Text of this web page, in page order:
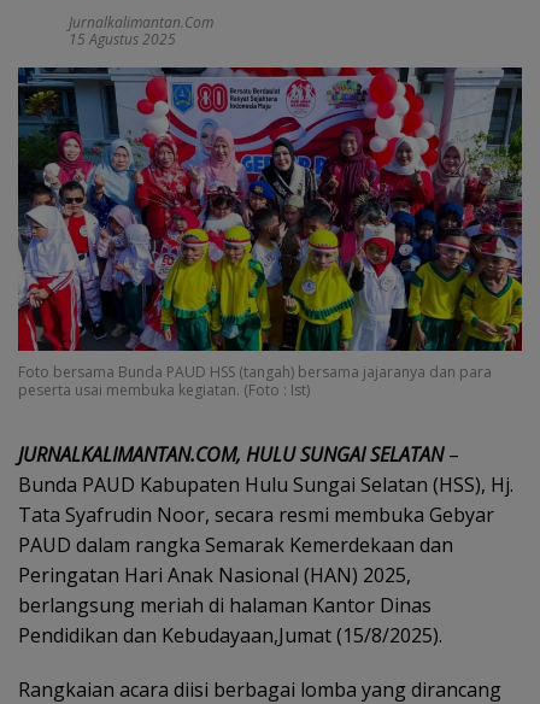
Jurnalkalimantan.com
15 Agustus 2025
Foto bersama Bunda PAUD HSS (tangah) bersama jajaranya dan para
peserta usai membuka kegiatan. (Foto : Ist)
JURNALKALIMANTAN.COM, HULU SUNGAI SELATAN–
Bunda PAUD Kabupaten Hulu Sungai Selatan (HSS), Hj.
Tata Syafrudin Noor, secara resmi membuka Gebyar
PAUD dalam rangka Semarak Kemerdekaan dan
Peringatan Hari Anak Nasional (HAN) 2025,
berlangsung meriah di halaman Kantor Dinas
Pendidikan dan Kebudayaan,Jumat (15/8/2025).
Rangkaian acara diisi berbagai lomba yang dirancang